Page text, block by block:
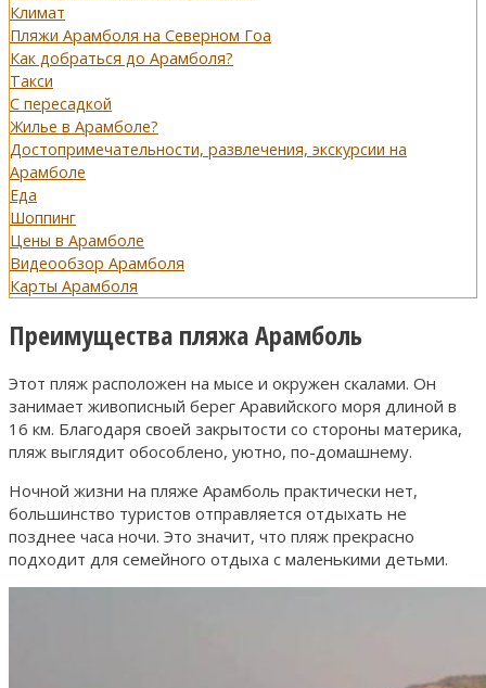
Климат
Пляжи Арамболя на Северном Гоа
Как добраться до Арамболя?
Такси
С пересадкой
Жилье в Арамболе?
Достопримечательности, развлечения, экскурсии на
Арамболе
Еда
Шоппинг
Цены в Арамболе
Видеообзор Арамболя
Карты Арамболя
Преимущества пляжа Арамболь
Этот пляж расположен на мысе и окружен скалами. Он
занимает живописный берег Аравийского моря длиной в
16 км. Благодаря своей закрытости со стороны материка,
пляж выглядит обособлено, уютно, по-домашнему.
Ночной жизни на пляже Арамболь практически нет,
большинство туристов отправляется отдыхать не
позднее часа ночи. Это значит, что пляж прекрасно
подходит для семейного отдыха с маленькими детьми.